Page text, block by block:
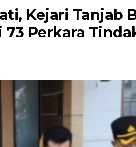
Kejari Tanjab
Perkara